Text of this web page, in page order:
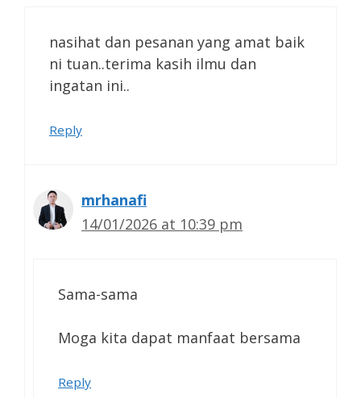
nasihat dan pesanan yang amat baik
ni tuan..terima kasih ilmu dan
ingatan ini..
Reply
mrhanafi
14/01/2026 at 10:39 pm
Sama-sama
Moga kita dapat manfaat bersama
Reply